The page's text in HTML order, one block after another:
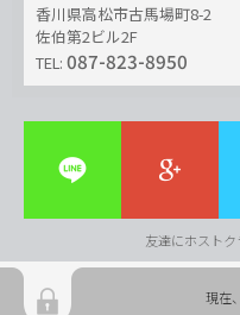
香川県高松市古馬場町8-2
佐伯第2ビル2F
TEL: 087-823-8950
友達にホスト
現在